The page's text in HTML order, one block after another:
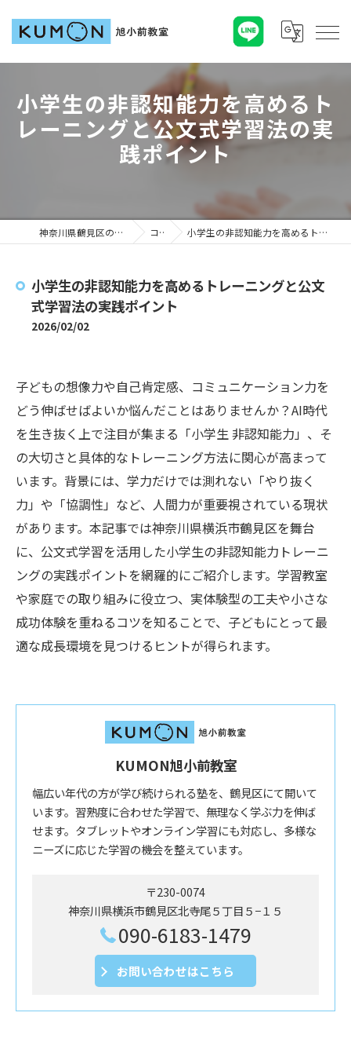
小学生の非認知能力を高めるト
レーニングと公文式学習法の実
践ポイント
神奈川県鶴見区の塾ならKUMON旭小前教室 コラム 小学生の非認知能力を高めるトレーニングと公文式学習法の実践ポイント
小学生の非認知能力を高めるトレーニングと公文
式学習法の実践ポイント
2026/02/02
子どもの想像力や自己肯定感、コミュニケーション力を
どう伸ばせばよいか悩んだことはありませんか？AI時代
を生き抜く上で注目が集まる「小学生 非認知能力」、そ
の大切さと具体的なトレーニング方法に関心が高まって
います。背景には、学力だけでは測れない「やり抜く
力」や「協調性」など、人間力が重要視されている現状
があります。本記事では神奈川県横浜市鶴見区を舞台
に、公文式学習を活用した小学生の非認知能力トレーニ
ングの実践ポイントを網羅的にご紹介します。学習教室
や家庭での取り組みに役立つ、実体験型の工夫や小さな
成功体験を重ねるコツを知ることで、子どもにとって最
適な成長環境を見つけるヒントが得られます。
KUMON旭小前教室
幅広い年代の方が学び続けられる塾を、鶴見区にて開いて
います。習熟度に合わせた学習で、無理なく学ぶ力を伸ば
せます。タブレットやオンライン学習にも対応し、多様な
ニーズに応じた学習の機会を整えています。
〒230-0074
神奈川県横浜市鶴見区北寺尾５丁目５−１５
090-6183-1479
お問い合わせはこちら